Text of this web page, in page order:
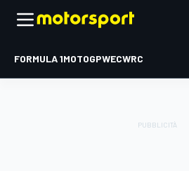
FORMULA 1MOTOGPWECWRC